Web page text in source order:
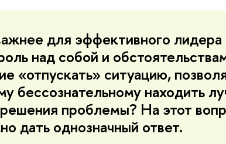
для эффективного
над собой и
«отпускать» ситуацию,
бессознательному находить
проблемы? На этот
дать однозначный ответ.